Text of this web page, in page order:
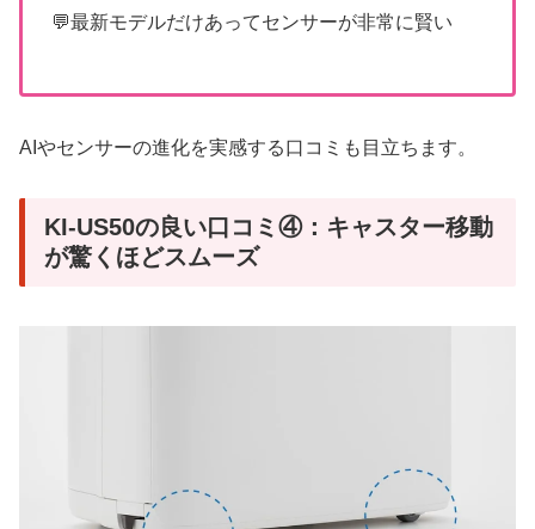
💬最新モデルだけあってセンサーが非常に賢い
AIやセンサーの進化を実感する口コミも目立ちます。
KI-US50の良い口コミ④：キャスター移動
が驚くほどスムーズ